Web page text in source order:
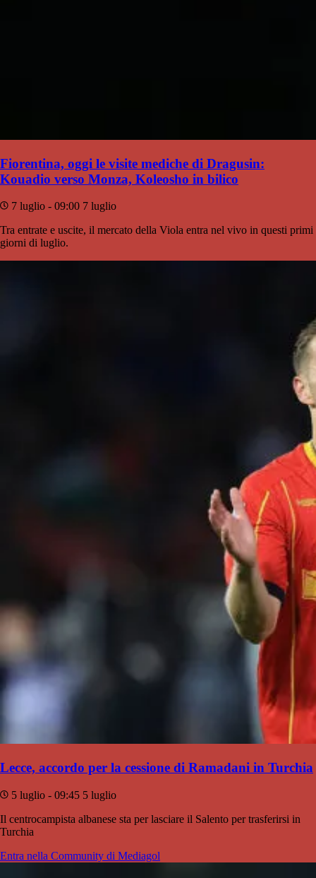
Fiorentina, oggi le visite mediche di Dragusin:
Kouadio verso Monza, Koleosho in bilico
7 luglio - 09:00 7 luglio
Tra entrate e uscite, il mercato della Viola entra nel vivo in questi primi
giorni di luglio.
Lecce, accordo per la cessione di Ramadani in Turchia
5 luglio - 09:45 5 luglio
Il centrocampista albanese sta per lasciare il Salento per trasferirsi in
Turchia
Entra nella Community di Mediagol